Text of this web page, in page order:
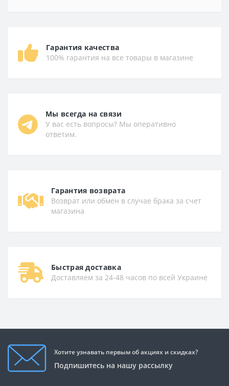
Гарантия качества
100% гарантия на все товары в магазине
Мы всегда на связи
У вас есть вопросы? Мы оперативно
ответим.
Гарантия возврата
Возврат или обмен в случае брака за счет
магазина
Быстрая доставка
Доставляем за 24-48 часов по всей Украине
Хотите узнавать первым об акциях и скидках?
Подпишитесь на нашу рассылку